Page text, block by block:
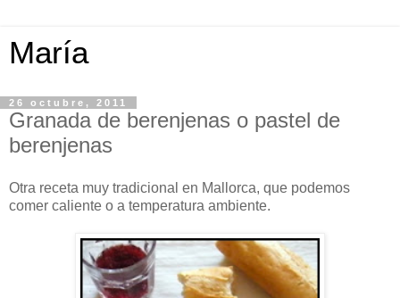
María
26 octubre, 2011
Granada de berenjenas o pastel de
berenjenas
Otra receta muy tradicional en Mallorca, que podemos
comer caliente o a temperatura ambiente.